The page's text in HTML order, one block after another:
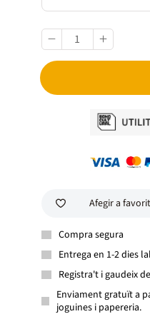
Afegir a
Compra segura
Entrega en 1-2 dies
Registra't i gaudeix
Enviament gratuït a
joguines i papereria.